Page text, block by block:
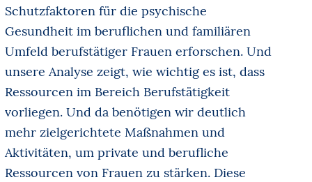
Schutzfaktoren für die psychische
Gesundheit im beruflichen und familiären
Umfeld berufstätiger Frauen erforschen. Und
unsere Analyse zeigt, wie wichtig es ist, dass
Ressourcen im Bereich Berufstätigkeit
vorliegen. Und da benötigen wir deutlich
mehr zielgerichtete Maßnahmen und
Aktivitäten, um private und berufliche
Ressourcen von Frauen zu stärken. Diese